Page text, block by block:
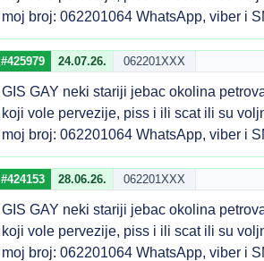
moj broj: 062201064 WhatsApp, viber i
#425979 24.07.26. 062201XXX
GIS GAY neki stariji jebac okolina
koji vole pervezije, piss i ili scat ili su
moj broj: 062201064 WhatsApp, viber i
#424153 28.06.26. 062201XXX
GIS GAY neki stariji jebac okolina
koji vole pervezije, piss i ili scat ili su
moj broj: 062201064 WhatsApp, viber i